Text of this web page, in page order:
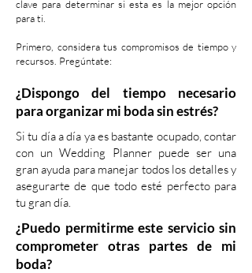
clave para determinar si esta es la mejor opción
para ti.
Primero, considera tus compromisos de tiempo y
recursos. Pregúntate:
¿Dispongo del tiempo necesario
para organizar mi boda sin estrés?
Si tu día a día ya es bastante ocupado, contar
con un Wedding Planner puede ser una
gran ayuda para manejar todos los detalles y
asegurarte de que todo esté perfecto para
tu gran día.
¿Puedo permitirme este servicio sin
comprometer otras partes de mi
boda?